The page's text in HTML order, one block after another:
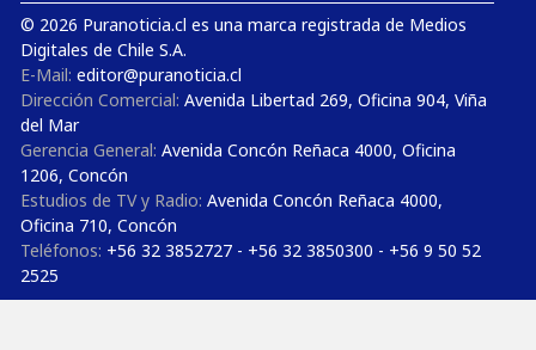
© 2026 Puranoticia.cl es una marca registrada de Medios
Digitales de Chile S.A.
E-Mail: editor@puranoticia.cl
Dirección Comercial: Avenida Libertad 269, Oficina 904, Viña
del Mar
Gerencia General: Avenida Concón Reñaca 4000, Oficina
1206, Concón
Estudios de TV y Radio: Avenida Concón Reñaca 4000,
Oficina 710, Concón
Teléfonos: +56 32 3852727 - +56 32 3850300 - +56 9 50 52
2525